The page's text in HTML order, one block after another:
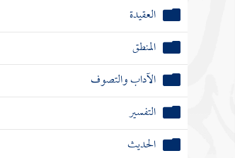
العقيدة
المنطق
الآداب والتصوف
التفسير
الحديث